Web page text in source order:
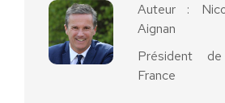
Auteur :
Aignan
Président
France